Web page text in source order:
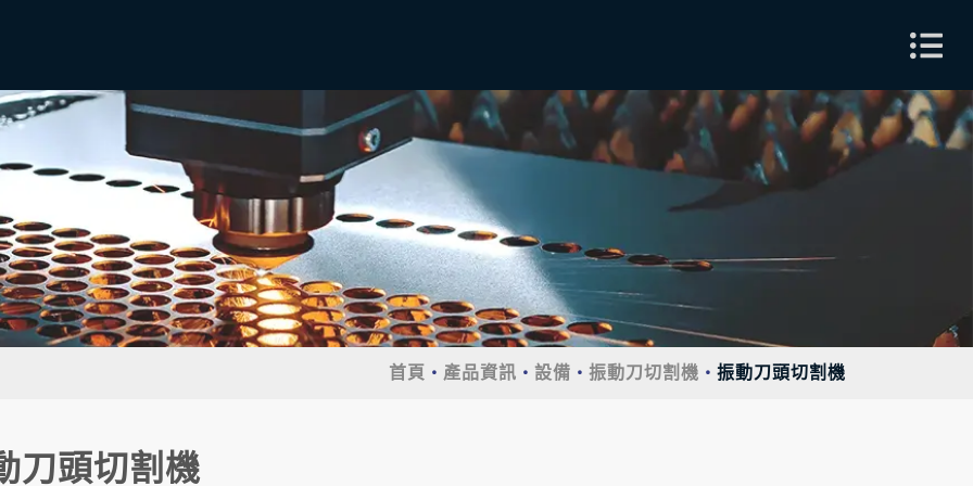
首頁 產品資訊 設備 振動刀切割機 振動刀頭切割機
刀頭切割機